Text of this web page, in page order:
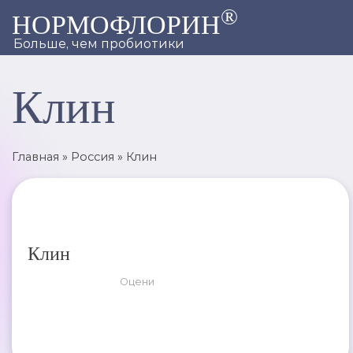
НОРМОФЛОРИН®
Больше, чем пробиотики
Клин
Главная » Россия » Клин
Клин
Оцени